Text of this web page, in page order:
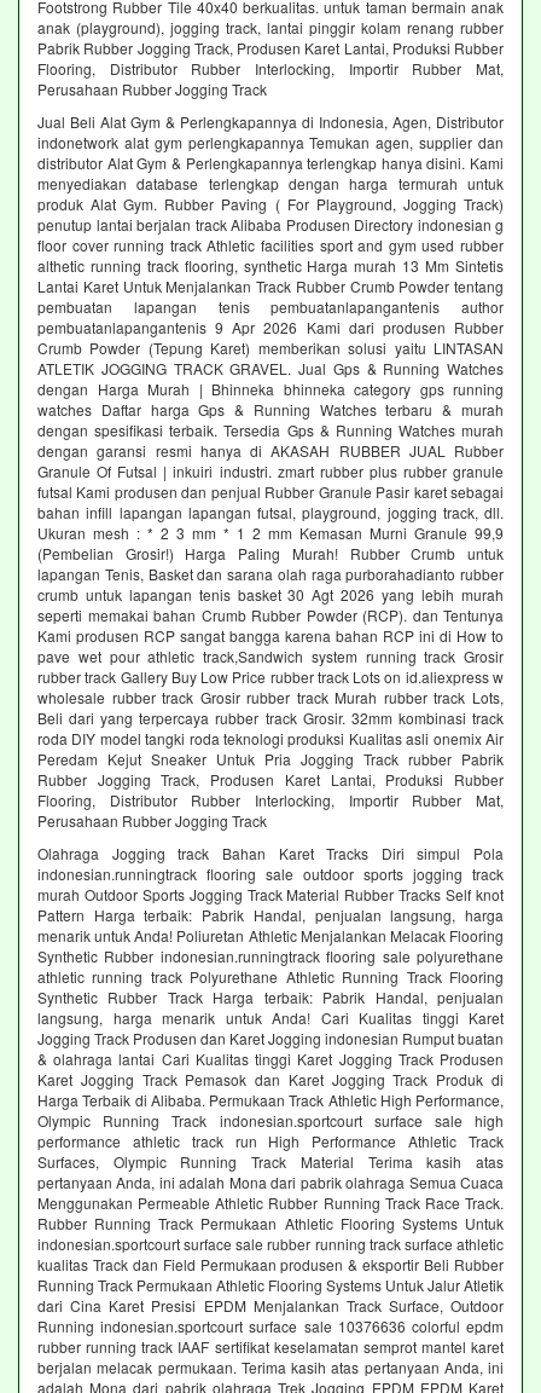
Footstrong Rubber Tile 40x40 berkualitas. untuk taman bermain anak
anak (playground), jogging track, lantai pinggir kolam renang rubber
Pabrik Rubber Jogging Track, Produsen Karet Lantai, Produksi Rubber
Flooring, Distributor Rubber Interlocking, Importir Rubber Mat,
Perusahaan Rubber Jogging Track
Jual Beli Alat Gym & Perlengkapannya di Indonesia, Agen, Distributor
indonetwork alat gym perlengkapannya Temukan agen, supplier dan
distributor Alat Gym & Perlengkapannya terlengkap hanya disini. Kami
menyediakan database terlengkap dengan harga termurah untuk
produk Alat Gym. Rubber Paving ( For Playground, Jogging Track)
penutup lantai berjalan track Alibaba Produsen Directory indonesian g
floor cover running track Athletic facilities sport and gym used rubber
althetic running track flooring, synthetic Harga murah 13 Mm Sintetis
Lantai Karet Untuk Menjalankan Track Rubber Crumb Powder tentang
pembuatan lapangan tenis pembuatanlapangantenis author
pembuatanlapangantenis 9 Apr 2026 Kami dari produsen Rubber
Crumb Powder (Tepung Karet) memberikan solusi yaitu LINTASAN
ATLETIK JOGGING TRACK GRAVEL. Jual Gps & Running Watches
dengan Harga Murah | Bhinneka bhinneka category gps running
watches Daftar harga Gps & Running Watches terbaru & murah
dengan spesifikasi terbaik. Tersedia Gps & Running Watches murah
dengan garansi resmi hanya di AKASAH RUBBER JUAL Rubber
Granule Of Futsal | inkuiri industri. zmart rubber plus rubber granule
futsal Kami produsen dan penjual Rubber Granule Pasir karet sebagai
bahan infill lapangan lapangan futsal, playground, jogging track, dll.
Ukuran mesh : * 2 3 mm * 1 2 mm Kemasan Murni Granule 99,9
(Pembelian Grosir!) Harga Paling Murah! Rubber Crumb untuk
lapangan Tenis, Basket dan sarana olah raga purborahadianto rubber
crumb untuk lapangan tenis basket 30 Agt 2026 yang lebih murah
seperti memakai bahan Crumb Rubber Powder (RCP). dan Tentunya
Kami produsen RCP sangat bangga karena bahan RCP ini di How to
pave wet pour athletic track,Sandwich system running track Grosir
rubber track Gallery Buy Low Price rubber track Lots on id.aliexpress w
wholesale rubber track Grosir rubber track Murah rubber track Lots,
Beli dari yang terpercaya rubber track Grosir. 32mm kombinasi track
roda DIY model tangki roda teknologi produksi Kualitas asli onemix Air
Peredam Kejut Sneaker Untuk Pria Jogging Track rubber Pabrik
Rubber Jogging Track, Produsen Karet Lantai, Produksi Rubber
Flooring, Distributor Rubber Interlocking, Importir Rubber Mat,
Perusahaan Rubber Jogging Track
Olahraga Jogging track Bahan Karet Tracks Diri simpul Pola
indonesian.runningtrack flooring sale outdoor sports jogging track
murah Outdoor Sports Jogging Track Material Rubber Tracks Self knot
Pattern Harga terbaik: Pabrik Handal, penjualan langsung, harga
menarik untuk Anda! Poliuretan Athletic Menjalankan Melacak Flooring
Synthetic Rubber indonesian.runningtrack flooring sale polyurethane
athletic running track Polyurethane Athletic Running Track Flooring
Synthetic Rubber Track Harga terbaik: Pabrik Handal, penjualan
langsung, harga menarik untuk Anda! Cari Kualitas tinggi Karet
Jogging Track Produsen dan Karet Jogging indonesian Rumput buatan
& olahraga lantai Cari Kualitas tinggi Karet Jogging Track Produsen
Karet Jogging Track Pemasok dan Karet Jogging Track Produk di
Harga Terbaik di Alibaba. Permukaan Track Athletic High Performance,
Olympic Running Track indonesian.sportcourt surface sale high
performance athletic track run High Performance Athletic Track
Surfaces, Olympic Running Track Material Terima kasih atas
pertanyaan Anda, ini adalah Mona dari pabrik olahraga Semua Cuaca
Menggunakan Permeable Athletic Rubber Running Track Race Track.
Rubber Running Track Permukaan Athletic Flooring Systems Untuk
indonesian.sportcourt surface sale rubber running track surface athletic
kualitas Track dan Field Permukaan produsen & eksportir Beli Rubber
Running Track Permukaan Athletic Flooring Systems Untuk Jalur Atletik
dari Cina Karet Presisi EPDM Menjalankan Track Surface, Outdoor
Running indonesian.sportcourt surface sale 10376636 colorful epdm
rubber running track IAAF sertifikat keselamatan semprot mantel karet
berjalan melacak permukaan. Terima kasih atas pertanyaan Anda, ini
adalah Mona dari pabrik olahraga Trek Jogging EPDM EPDM Karet